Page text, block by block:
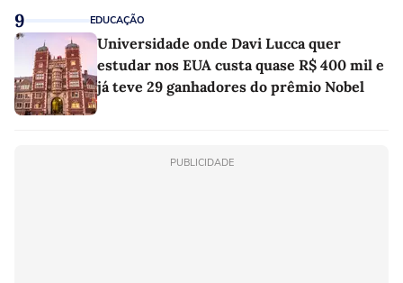
9 EDUCAÇÃO
Universidade onde Davi Lucca quer
estudar nos EUA custa quase R$ 400 mil e
já teve 29 ganhadores do prêmio Nobel
PUBLICIDADE